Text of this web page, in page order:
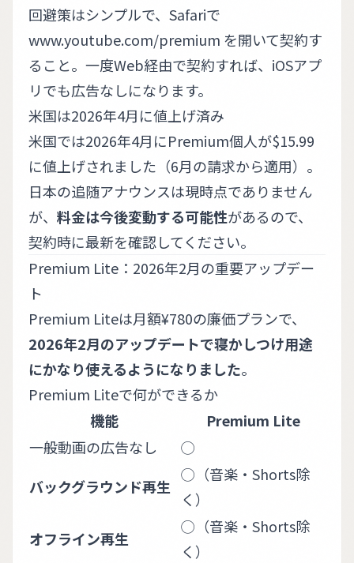
回避策はシンプルで、Safariで
www.youtube.com/premium を開いて契約す
ること。一度Web経由で契約すれば、iOSアプ
リでも広告なしになります。
米国は2026年4月に値上げ済み
米国では2026年4月にPremium個人が$15.99
に値上げされました（6月の請求から適用）。
日本の追随アナウンスは現時点でありません
が、 料金は今後変動する可能性があるので、
契約時に最新を確認してください。
Premium Lite：2026年2月の重要アップデー
ト
Premium Liteは月額¥780の廉価プランで、
2026年2月のアップデートで寝かしつけ用途
にかなり使えるようになりました。
Premium Liteで何ができるか
機能
Premium Lite
一般動画の広告なし
◯
バックグラウンド再生
◯（音楽・Shorts除
く）
オフライン再生
◯（音楽・Shorts除
く）